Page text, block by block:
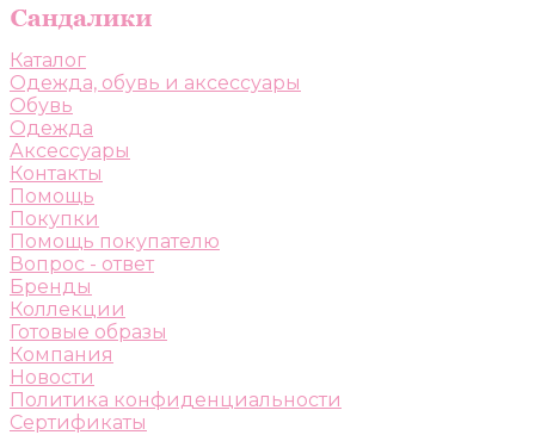
Каталог
Одежда, обувь и аксессуары
Обувь
Одежда
Аксессуары
Контакты
Помощь
Покупки
Помощь покупателю
Вопрос - ответ
Бренды
Коллекции
Готовые образы
Компания
Новости
Политика конфиденциальности
Сертификаты